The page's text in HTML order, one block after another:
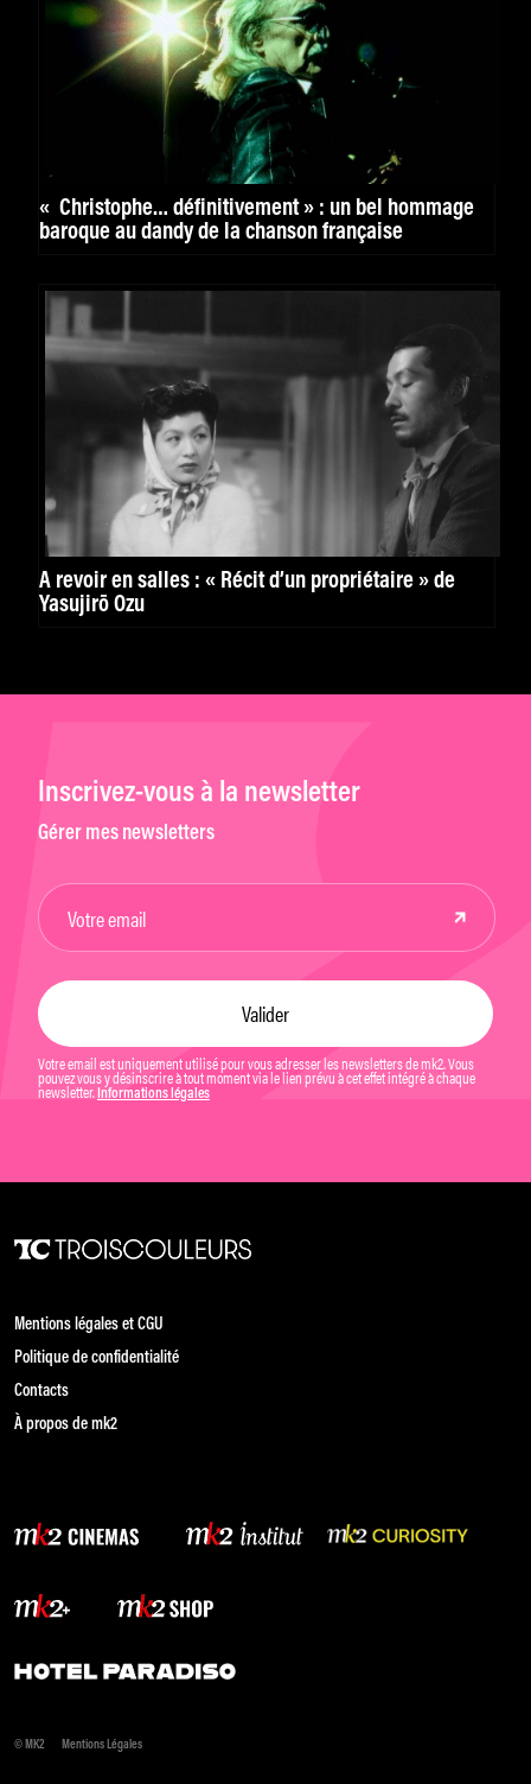
« Christophe… définitivement » : un bel hommage
baroque au dandy de la chanson française
A revoir en salles : « Récit d’un propriétaire » de
Yasujirō Ozu
Inscrivez-vous à la newsletter
Gérer mes newsletters
Votre email est uniquement utilisé pour vous adresser les newsletters de mk2. Vous
pouvez vous y désinscrire à tout moment via le lien prévu à cet effet intégré à chaque
newsletter. Informations légales
Mentions légales et CGU
Politique de confidentialité
Contacts
À propos de mk2
© MK2 Mentions Légales